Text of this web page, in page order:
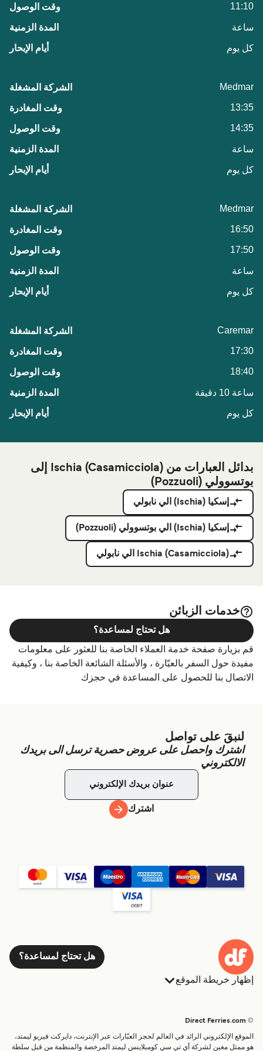
11:10
ساعة
كل يوم
Medmar
13:35
14:35
ساعة
كل يوم
Medmar
16:50
17:50
ساعة
كل يوم
Caremar
17:30
18:40
ساعة 10 دقيقة
كل يوم
بدائل العبارات من Ischia (Casamicciola) إلى
بوتسوولي (Pozzuoli)
إسكيا (Ischia) الي نابولي
إسكيا (Ischia) الي بوتسوولي (Pozzuoli)
Ischia (Casamicciola) الي نابولي
خدمات الزبائن
قم بزيارة صفحة خدمة العملاء الخاصة بنا للعثور على معلومات
مفيدة حول السفر بالعبّارة ، والأسئلة الشائعة الخاصة بنا ، وكيفية
الاتصال بنا للحصول على المساعدة في حجزك
هل تحتاج لمساعدة؟
لنبقَ على تواصل
اشترك واحصل على عروض حصرية ترسل الى بريدك
الالكتروني
اشترك
هل تحتاج لمساعدة؟
إظهار خريطة الموقع
البلدان
خدمات الزبائن
الباحث عن الرحلات والموانئ
العبارات
شحن
© Direct Ferries.com
الموقع الإلكتروني الرائد في العالم لحجز العبّارات عبر الإنترنت، دايركت فيريو ليمتد،
هو ممثل معين لشركة أي تي سي كومبلاينس ليمتد المرخصة والمنظمة من قبل سلطة